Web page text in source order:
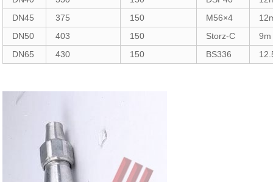
DN45
375 150 M56×4
DN50
403 150 Storz-C
DN65
430 150 BS336